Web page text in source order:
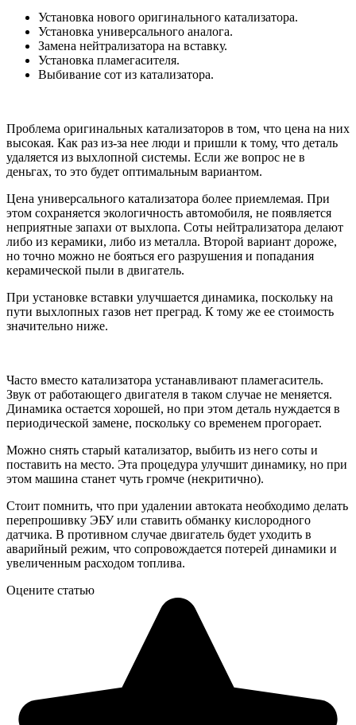
Установка нового оригинального катализатора.
Установка универсального аналога.
Замена нейтрализатора на вставку.
Установка пламегасителя.
Выбивание сот из катализатора.
Проблема оригинальных катализаторов в том, что цена на них
высокая. Как раз из-за нее люди и пришли к тому, что деталь
удаляется из выхлопной системы. Если же вопрос не в
деньгах, то это будет оптимальным вариантом.
Цена универсального катализатора более приемлемая. При
этом сохраняется экологичность автомобиля, не появляется
неприятные запахи от выхлопа. Соты нейтрализатора делают
либо из керамики, либо из металла. Второй вариант дороже,
но точно можно не бояться его разрушения и попадания
керамической пыли в двигатель.
При установке вставки улучшается динамика, поскольку на
пути выхлопных газов нет преград. К тому же ее стоимость
значительно ниже.
Часто вместо катализатора устанавливают пламегаситель.
Звук от работающего двигателя в таком случае не меняется.
Динамика остается хорошей, но при этом деталь нуждается в
периодической замене, поскольку со временем прогорает.
Можно снять старый катализатор, выбить из него соты и
поставить на место. Эта процедура улучшит динамику, но при
этом машина станет чуть громче (некритично).
Стоит помнить, что при удалении автоката необходимо делать
перепрошивку ЭБУ или ставить обманку кислородного
датчика. В противном случае двигатель будет уходить в
аварийный режим, что сопровождается потерей динамики и
увеличенным расходом топлива.
Оцените статью